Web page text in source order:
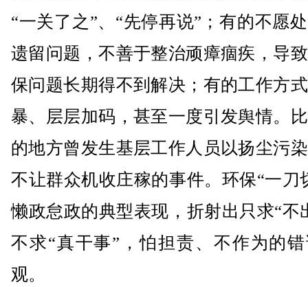
“一关了之”、“先停再说”；有的不愿
遗留问题，不善于整治顽瘴痼疾，导
保问题长期得不到解决；有的工作方
暴、层层加码，甚至一度引发舆情。
的地方曾发生基层工作人员以扬尘污
不让群众机收庄稼的事件。环保“一刀
懒政怠政的典型表现，折射出只求“不
不求“真干事”，怕担责、不作为的
观。